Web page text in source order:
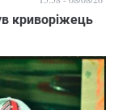
криворіжець